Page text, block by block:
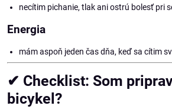
necítim pichanie, tlak ani ostrú bolesť pri
Energia
mám aspoň jeden čas dňa, keď sa cítim
✔ Checklist: Som
bicykel?